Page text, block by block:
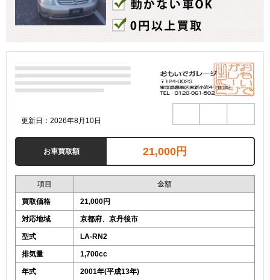
更新日：2026年8月10日
お車買取額 21,000円
項目 金額
買取価格 21,000円
対応地域 京都府、京丹後市
型式 LA-RN2
排気量 1,700cc
年式 2001年(平成13年)